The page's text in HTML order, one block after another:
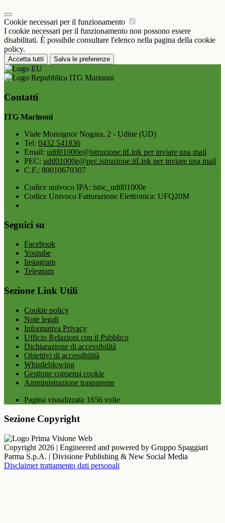
Cookie necessari per il funzionamento
I cookie necessari per il funzionamento non possono essere
disabilitati. È possibile consultare l'elenco nella pagina della cookie
policy.
Accetta tutti Salva le preferenze
ITG Marinoni
Contatti
ITG Marinoni
Viale Monsignor Nogara, 2 - Udine (UD)
Tel: 0432 541836
Email: udtl01000e@istruzione.itLink per inviare una mail
PEC: udtl01000e@pec.istruzione.itLink per inviare una mail
C.F.: 80010670307
Codice univoco IPA: istsc_udtl01000e
Codice Univoco Fatturazione Elettronica: UFQ20M
Seguici su
Facebook
Youtube
Instagram
Telegram
Sezione Link Utili
Cookie policy
Note legali
Informativa Privacy
Ufficio Relazioni con il Pubblico
Dichiarazione di accessibilità
Obiettivi di accessibilità
Whistleblowing
Gestione consensi cookie
Amministrazione trasparente
Pagina visualizzata 1656 volte
Sezione Copyright
Copyright 2026 | Engineered and powered by Gruppo Spaggiari
Parma S.p.A. | Divisione Publishing & New Social Media
Disclaimer trattamento dati personali